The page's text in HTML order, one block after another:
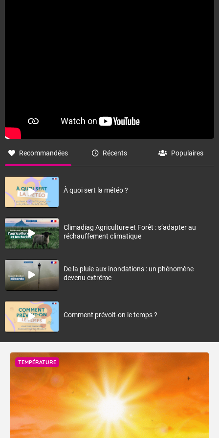
Recommandées Récents Populaires
À quoi sert la météo ?
Climadiag Agriculture et Forêt : s’adapter au
réchauffement climatique
De la pluie aux inondations : un phénomène
devenu extrême
Comment prévoit-on le temps ?
TEMPÉRATURE